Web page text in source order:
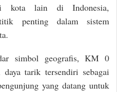
kota lain di Indonesia,
penting dalam sistem
simbol geografis, KM 0
tarik tersendiri sebagai
yang datang untuk